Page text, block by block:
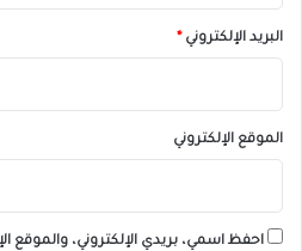
البريد الإلكتروني*
الموقع الإلكتروني
احفظ اسمي، بريدي الإلكتروني، والموقع